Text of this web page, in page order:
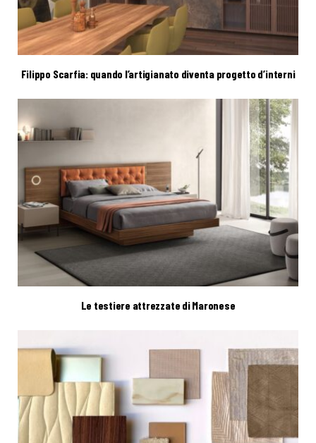
Filippo Scarfia: quando l’artigianato diventa progetto d’interni
Le testiere attrezzate di Maronese